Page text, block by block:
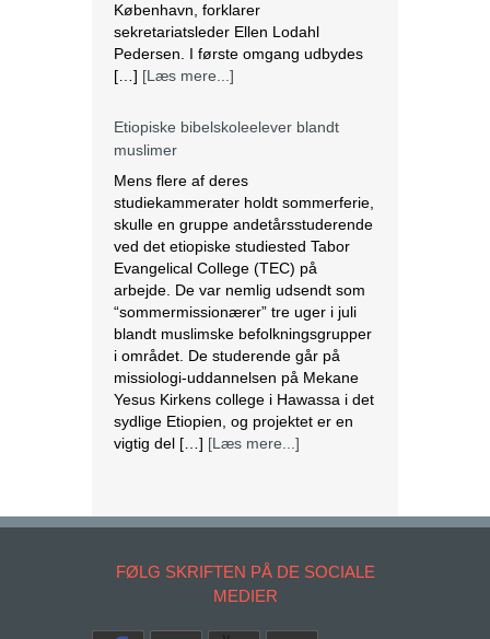
København, forklarer
sekretariatsleder Ellen Lodahl
Pedersen. I første omgang udbydes
[…] [Læs mere...]
Etiopiske bibelskoleelever blandt
muslimer
Mens flere af deres
studiekammerater holdt sommerferie,
skulle en gruppe andetårsstuderende
ved det etiopiske studiested Tabor
Evangelical College (TEC) på
arbejde. De var nemlig udsendt som
“sommermissionærer” tre uger i juli
blandt muslimske befolkningsgrupper
i området. De studerende går på
missiologi-uddannelsen på Mekane
Yesus Kirkens college i Hawassa i det
sydlige Etiopien, og projektet er en
vigtig del […] [Læs mere...]
‘katastrofale konsekvenser’, hvis al-
tropper
Jordan har advaret om
FØLG SKRIFTEN PÅ DE SOCIALE
MEDIER